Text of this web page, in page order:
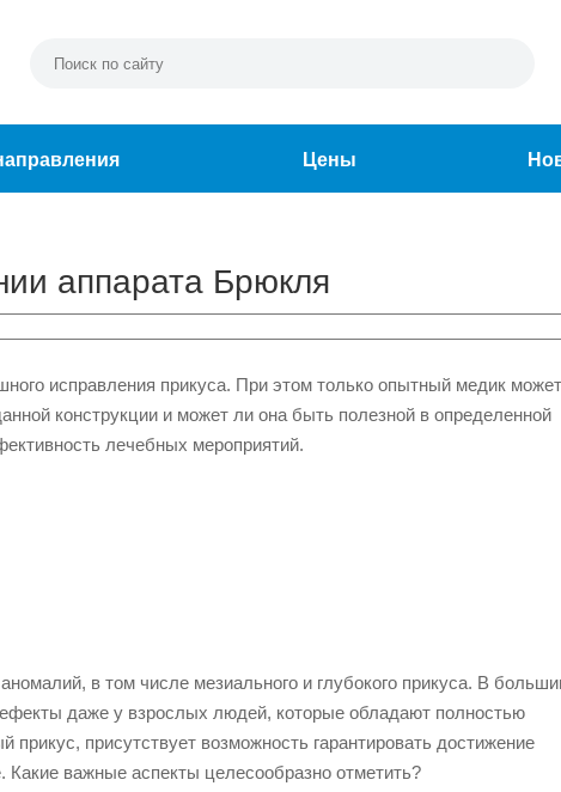
Цены
аппарата Брюкля
исправления прикуса. При этом только опытный медик может
конструкции и может ли она быть полезной в определенной
лечебных мероприятий.
в том числе мезиального и глубокого прикуса. В
даже у взрослых людей, которые обладают полностью
присутствует возможность гарантировать достижение
Какие важные аспекты целесообразно отметить?